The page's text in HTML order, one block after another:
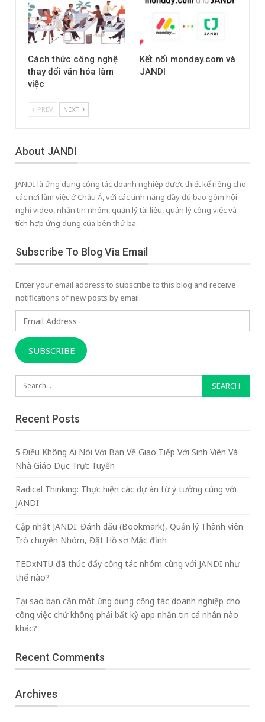
Cách thức công nghệ
thay đổi văn hóa làm
việc
Kết nối monday.com và
JANDI
PREV NEXT
About JANDI
JANDI là ứng dụng cộng tác doanh nghiệp được thiết kế riêng cho
các nơi làm việc ở Châu Á, với các tính năng đầy đủ bao gồm hội
nghị video, nhắn tin nhóm, quản lý tài liệu, quản lý công việc và
tích hợp ứng dụng của bên thứ ba.
Subscribe To Blog Via Email
Enter your email address to subscribe to this blog and receive
notifications of new posts by email.
Email
Address
SUBSCRIBE
Recent Posts
5 Điều Không Ai Nói Với Bạn Về Giao Tiếp Với Sinh Viên Và
Nhà Giáo Dục Trực Tuyến
Radical Thinking: Thực hiện các dự án từ ý tưởng cùng với
JANDI
Cập nhật JANDI: Đánh dấu (Bookmark), Quản lý Thành viên
Trò chuyện Nhóm, Đặt Hồ sơ Mặc định
TEDxNTU đã thúc đẩy cộng tác nhóm cùng với JANDI như
thế nào?
Tại sao bạn cần một ứng dụng cộng tác doanh nghiệp cho
công việc chứ không phải bất kỳ app nhắn tin cá nhân nào
khác?
Recent Comments
Archives